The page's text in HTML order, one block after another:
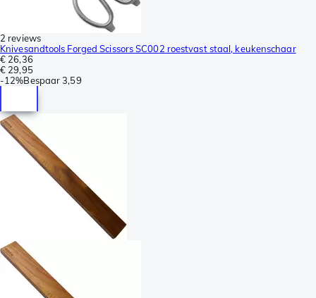
2 reviews
Knivesandtools Forged Scissors SC002 roestvast staal, keukenschaar
€ 26,36
€ 29,95
-12%Bespaar 3,59